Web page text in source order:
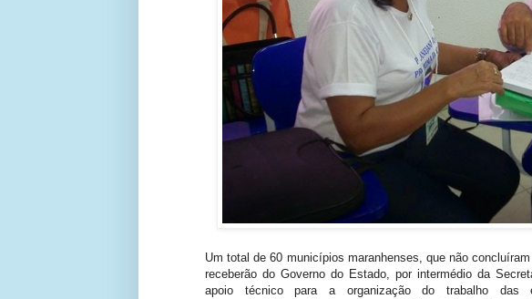
Um total de 60 municípios maranhenses, que não
receberão do Governo do Estado, por intermédio da
apoio técnico para a organização do trabalho das